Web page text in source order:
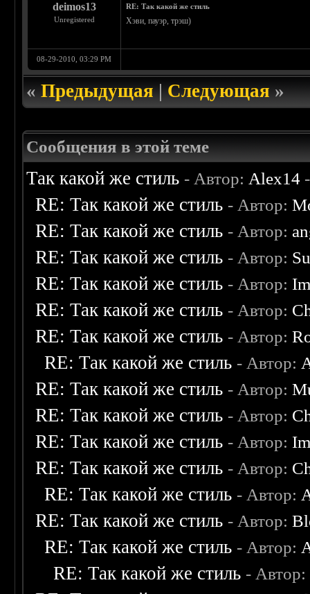
deimos13
Unregistered
RE: Так какой же стиль
Хэви, пауэр, трэш)
08-29-2010, 03:29 PM
«Предыдущая|Следующая»
Сообщения в этой теме
Так какой же стиль - Автор: Alex14
RE: Так какой же стиль - Автор:
RE: Так какой же стиль - Автор:
RE: Так какой же стиль - Автор:
RE: Так какой же стиль - Автор:
RE: Так какой же стиль - Автор:
RE: Так какой же стиль - Автор:
RE: Так какой же стиль - Автор:
RE: Так какой же стиль - Автор:
RE: Так какой же стиль - Автор:
RE: Так какой же стиль - Автор:
RE: Так какой же стиль - Автор:
RE: Так какой же стиль - Автор:
RE: Так какой же стиль - Автор:
RE: Так какой же стиль - Автор:
RE: Так какой же стиль - Автор: